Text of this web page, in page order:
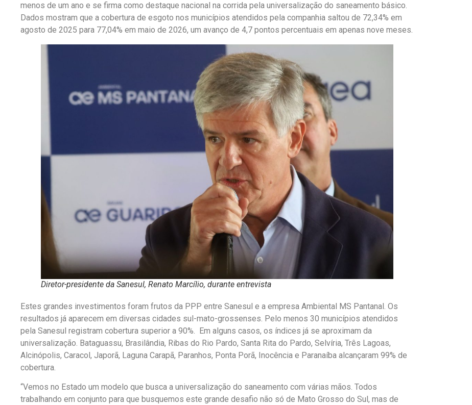
menos de um ano e se firma como destaque nacional na corrida pela universalização do saneamento básico.
Dados mostram que a cobertura de esgoto nos municípios atendidos pela companhia saltou de 72,34% em
agosto de 2025 para 77,04% em maio de 2026, um avanço de 4,7 pontos percentuais em apenas nove meses.
Diretor-presidente da Sanesul, Renato Marcílio, durante entrevista
Estes grandes investimentos foram frutos da PPP entre Sanesul e a empresa Ambiental MS Pantanal. Os
resultados já aparecem em diversas cidades sul-mato-grossenses. Pelo menos 30 municípios atendidos
pela Sanesul registram cobertura superior a 90%. Em alguns casos, os índices já se aproximam da
universalização. Bataguassu, Brasilândia, Ribas do Rio Pardo, Santa Rita do Pardo, Selvíria, Três Lagoas,
Alcinópolis, Caracol, Japorã, Laguna Carapã, Paranhos, Ponta Porã, Inocência e Paranaíba alcançaram 99% de
cobertura.
“Vemos no Estado um modelo que busca a universalização do saneamento com várias mãos. Todos
trabalhando em conjunto para que busquemos este grande desafio não só de Mato Grosso do Sul, mas de